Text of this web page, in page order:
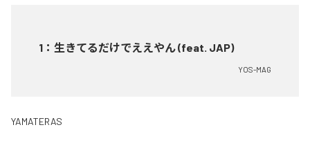
1 ： 生きてるだけでええやん (feat. JAP)
YOS-MAG
YAMATERAS